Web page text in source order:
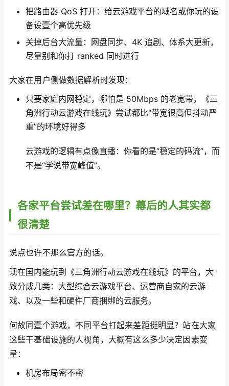
把路由器 QoS 打开：给云游戏平台的域名或你玩的设
备设壹个高优先级
关掉后台大流量：网盘同步、4K 追剧、体系大更新，
尽量别和你打 ranked 同时进行
大家在用户侧做数据解析时发现：
只要家庭内网稳定，哪怕是 50Mbps 的老宽带，《三
角洲行动云游戏在线玩》尝试都比“带宽很高但抖动严
重”的环境好得多
云游戏的逻辑有点像直播：你看的是“稳定的码流”，而
不是“学说带宽峰值”。
各家平台尝试差在哪里？幕后的人其实都
很清楚
说点也许不那么官方的话。
现在国内能玩到《三角洲行动云游戏在线玩》的平台，大
致分成几类：大型综合云游戏平台、运营商自家的云游
戏、以及一些和硬件厂商捆绑的云服务。
何故同壹个游戏，不同平台打起来差距挺明显？站在大家
这些干基础设施的人视角，大概有这么多少决定因素变
量：
机房布局密不密